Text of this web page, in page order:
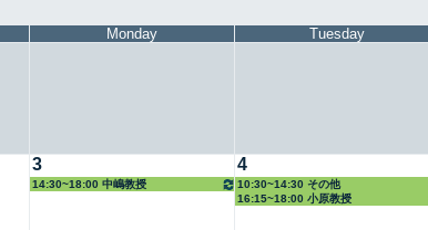
Monday Tuesday
3
14:30~18:00 中嶋教授
4
10:30~14:30 その他
16:15~18:00 小原教授